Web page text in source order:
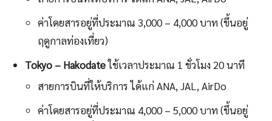
ค่าโดยสารอยู่ที่ประมาณ 3,000 – 4,000 บาท (ขึ้นอยู่
ฤดูกาลท่องเที่ยว)
Tokyo – Hakodateใช้เวลาประมาณ 1 ชั่วโมง 20 นาที
สายการบินที่ให้บริการ ได้แก่ ANA, JAL, AirDo
ค่าโดยสารอยู่ที่ประมาณ 4,000 – 5,000 บาท (ขึ้นอยู่